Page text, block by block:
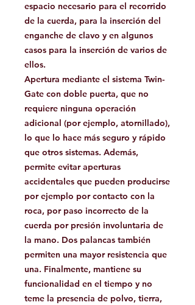
espacio necesario para el recorrido
de la cuerda, para la inserción del
enganche de clavo y en algunos
casos para la inserción de varios de
ellos.
Apertura mediante el sistema Twin-
Gate con doble puerta, que no
requiere ninguna operación
adicional (por ejemplo, atornillado),
lo que lo hace más seguro y rápido
que otros sistemas. Además,
permite evitar aperturas
accidentales que pueden producirse
por ejemplo por contacto con la
roca, por paso incorrecto de la
cuerda por presión involuntaria de
la mano. Dos palancas también
permiten una mayor resistencia que
una. Finalmente, mantiene su
funcionalidad en el tiempo y no
teme la presencia de polvo, tierra,